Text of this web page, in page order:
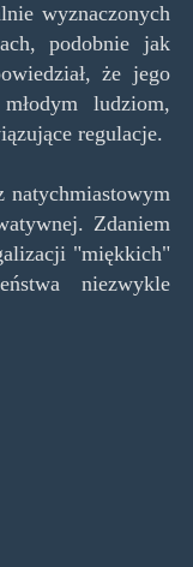
wyznaczonych
podobnie jak
że jego
ludziom,
regulacje.
natychmiastowym
Zdaniem
"miękkich"
niezwykle